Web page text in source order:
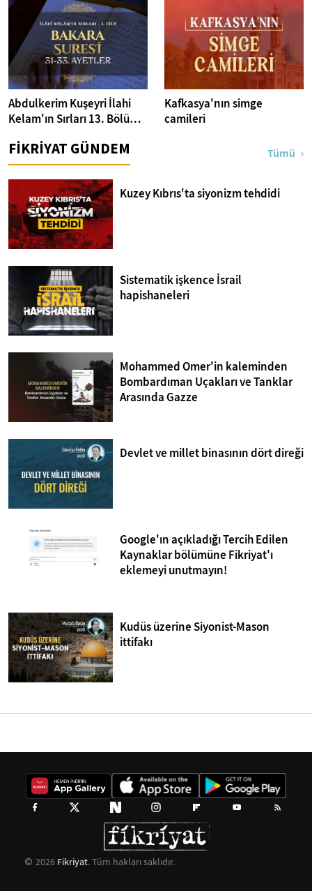
Abdulkerim Kuşeyri İlahi
Kelam'ın Sırları 13. Bölüm I
Ayetler Tefsiri
Kafkasya'nın simge
camileri
FİKRİYAT GÜNDEM Tümü
Kuzey Kıbrıs'ta siyonizm tehdidi
Sistematik işkence İsrail
hapishaneleri
Mohammed Omer'in kaleminden
Bombardıman Uçakları ve Tanklar
Arasında Gazze
Devlet ve millet binasının dört direği
Google'ın açıkladığı Tercih Edilen
Kaynaklar bölümüne Fikriyat'ı
eklemeyi unutmayın!
Kudüs üzerine Siyonist-Mason
ittifakı
2026 Fikriyat. Tüm hakları saklıdır.